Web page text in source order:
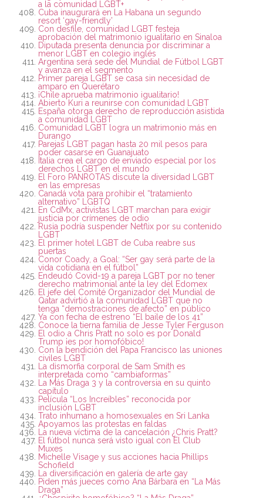
a la comunidad LGBT+
Cuba inaugurará en La Habana un segundo
resort ‘gay-friendly’
Con desfile, comunidad LGBT festeja
aprobación del matrimonio igualitario en Sinaloa
Diputada presenta denuncia por discriminar a
menor LGBT en colegio inglés
Argentina será sede del Mundial de Fútbol LGBT
y avanza en el segmento
Primer pareja LGBT se casa sin necesidad de
amparo en Querétaro
¡Chile aprueba matrimonio igualitario!
Abierto Kuri a reunirse con comunidad LGBT
España otorga derecho de reproducción asistida
a comunidad LGBT
Comunidad LGBT logra un matrimonio más en
Durango
Parejas LGBT pagan hasta 20 mil pesos para
poder casarse en Guanajuato
Italia crea el cargo de enviado especial por los
derechos LGBT en el mundo
El Foro PANROTAS discute la diversidad LGBT
en las empresas
Canadá vota para prohibir el “tratamiento
alternativo” LGBTQ
En CdMx, activistas LGBT marchan para exigir
justicia por crímenes de odio
Rusia podría suspender Netflix por su contenido
LGBT
El primer hotel LGBT de Cuba reabre sus
puertas
Conor Coady, a Goal: “Ser gay será parte de la
vida cotidiana en el fútbol”
Endeudó Covid-19 a pareja LGBT por no tener
derecho matrimonial ante la ley del Edomex
El jefe del Comité Organizador del Mundial de
Qatar advirtió a la comunidad LGBT que no
tenga “demostraciones de afecto” en público
Ya con fecha de estreno “El baile de los 41”
Conoce la tierna familia de Jesse Tyler Ferguson
El odio a Chris Pratt no solo es por Donald
Trump ¡es por homofóbico!
Con la bendición del Papa Francisco las uniones
civiles LGBT
La dismorfia corporal de Sam Smith es
interpretada como “cambiaformas”
La Más Draga 3 y la controversia en su quinto
capítulo
Película “Los Increíbles” reconocida por
inclusión LGBT
Trato inhumano a homosexuales en Sri Lanka
Apoyamos las protestas en faldas
La nueva víctima de la cancelación ¿Chris Pratt?
El fútbol nunca será visto igual con El Club
Muxes
Michelle Visage y sus acciones hacia Phillips
Schofield
La diversificación en galería de arte gay
Piden más jueces como Ana Bárbara en “La Más
Draga”